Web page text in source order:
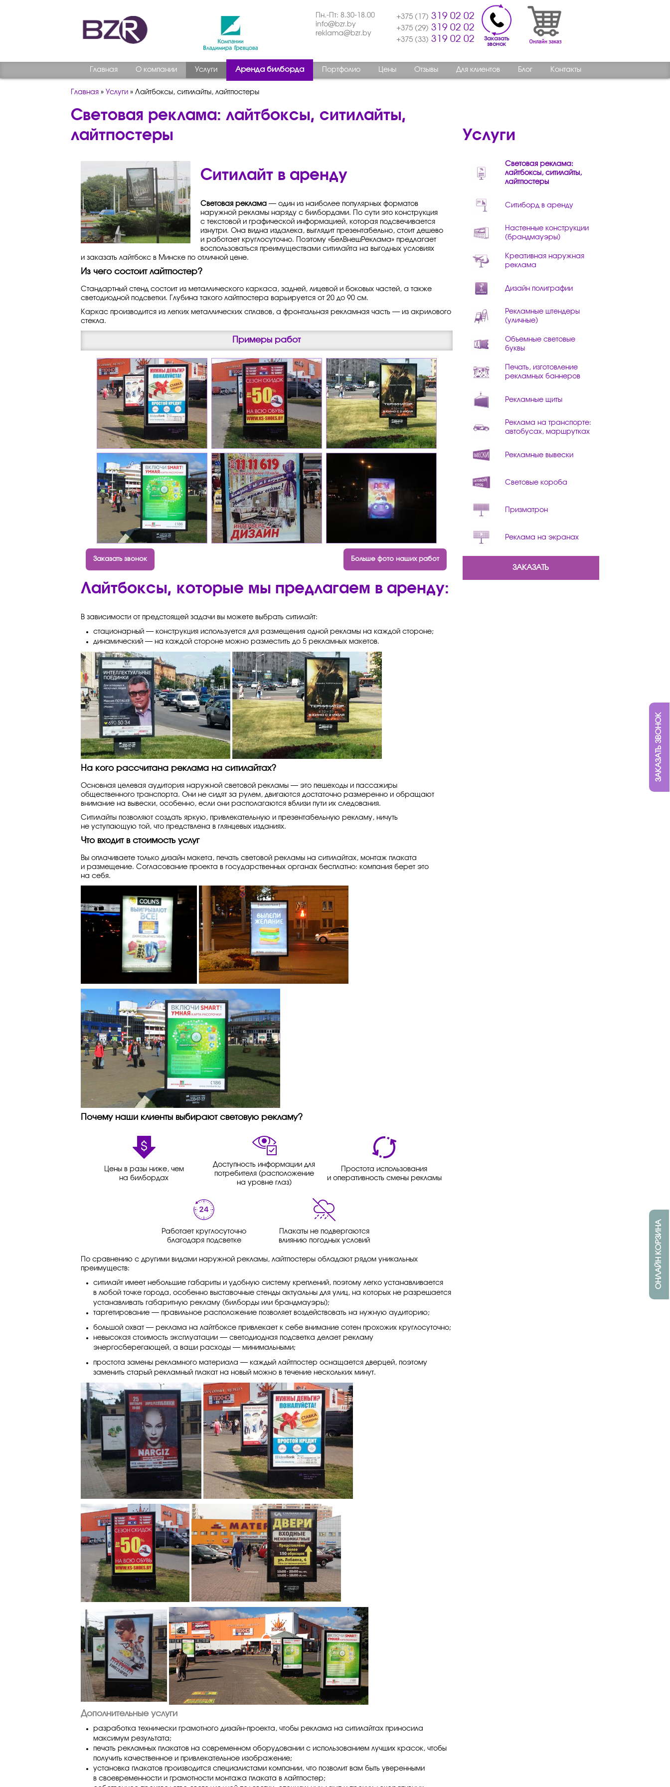
Пн.-Пт: 8.30-18.00
info@bzr.by
reklama@bzr.by
+375 (17) 319 02 02
+375 (29) 319 02 02
+375 (33) 319 02 02
Заказать
звонок
Главная О компании Услуги Аренда билборда Портфолио Цены Отзывы Для клиентов Блог Контакты
Главная » Услуги » Лайтбоксы, ситилайты, лайтпостеры
Световая реклама: лайтбоксы, ситилайты,
лайтпостеры
Ситилайт в аренду
Световая реклама — один из наиболее популярных форматов
наружной рекламы наряду с билбордами. По сути это конструкция
с текстовой и графической информацией, которая подсвечивается
изнутри. Она видна издалека, выглядит презентабельно, стоит дешево
и работает круглосуточно. Поэтому «БелВнешРеклама» предлагает
воспользоваться преимуществами ситилайта на выгодных условиях
и заказать лайтбокс в Минске по отличной цене.
Из чего состоит лайтпостер?
Стандартный стенд состоит из металлического каркаса, задней, лицевой и боковых частей, а также
светодиодной подсветки. Глубина такого лайтпостера варьируется от 20 до 90 см.
Каркас производится из легких металлических сплавов, а фронтальная рекламная часть — из акрилового
стекла.
Примеры работ
Заказать звонок Больше фото наших работ
Лайтбоксы, которые мы предлагаем в аренду:
В зависимости от предстоящей задачи вы можете выбрать ситилайт:
стационарный — конструкция используется для размещения одной рекламы на каждой стороне;
динамический — на каждой стороне можно разместить до 5 рекламных макетов.
На кого рассчитана реклама на ситилайтах?
Основная целевая аудитория наружной световой рекламы — это пешеходы и пассажиры
общественного транспорта. Они не сидят за рулем, двигаются достаточно размеренно и обращают
внимание на вывески, особенно, если они располагаются вблизи пути их следования.
Ситилайты позволяют создать яркую, привлекательную и презентабельную рекламу, ничуть
не уступающую той, что предствлена в глянцевых изданиях.
Что входит в стоимость услуг
Вы оплачиваете только дизайн макета, печать световой рекламы на ситилайтах, монтаж плаката
и размещение. Согласование проекта в государственных органах бесплатно: компания берет это
на себя.
Почему наши клиенты выбирают световую рекламу?
Цены в разы ниже, чем
на билбордах
Доступность информации для
потребителя (расположение
на уровне глаз)
Простота использования
и оперативность смены рекламы
Работает круглосуточно
благодаря подсветке
Плакаты не подвергаются
влиянию погодных условий
По сравнению с другими видами наружной рекламы, лайтпостеры обладают рядом уникальных
преимуществ:
ситилайт имеет небольшие габариты и удобную систему креплений, поэтому легко устанавливается
в любой точке города, особенно выставочные стенды актуальны для улиц, на которых не разрешается
устанавливать габаритную рекламу (билборды или брандмауэры);
таргетирование — правильное расположение позволяет воздействовать на нужную аудиторию;
большой охват — реклама на лайтбоксе привлекает к себе внимание сотен прохожих круглосуточно;
невысокая стоимость эксплуатации — светодиодная подсветка делает рекламу
энергосберегающей, а ваши расходы — минимальными;
простота замены рекламного материала — каждый лайтпостер оснащается дверцей, поэтому
заменить старый рекламный плакат на новый можно в течение нескольких минут.
Дополнительные услуги
разработка технически грамотного дизайн-проекта , чтобы реклама на ситилайтах приносила
максимум результата;
печать рекламных плакатов на современном оборудовании с использованием лучших красок, чтобы
получить качественное и привлекательное изображение;
установка плакатов производится специалистами компании, что позволит вам быть уверенными
в своевременности и грамотности монтажа плаката в лайтпостер;
Услуги
Световая реклама:
лайтбоксы, ситилайты,
лайтпостеры
Ситиборд в аренду
Настенные конструкции
(брандмауэры)
Креативная наружная
реклама
Дизайн полиграфии
Рекламные штендеры
(уличные)
Объемные световые
буквы
Печать, изготовление
рекламных баннеров
Рекламные щиты
Реклама на транспорте:
автобусах, маршрутках
Рекламные вывески
Световые короба
Призматрон
Реклама на экранах
ЗАКАЗАТЬ
ЗАКАЗАТЬ ЗВОНОК
ОНЛАЙН КОРЗИНА